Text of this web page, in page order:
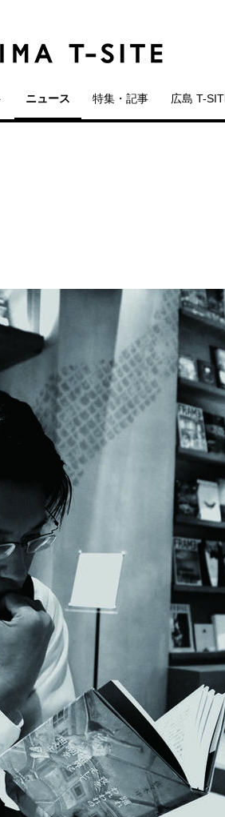
ニュース 特集・記事 広島 T-